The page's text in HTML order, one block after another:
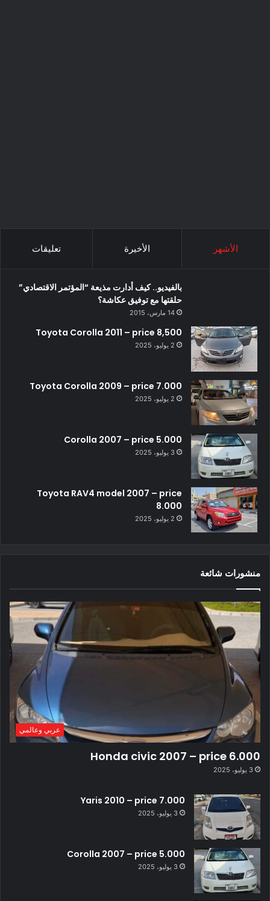
الأشهر الأخيرة تعليقات
بالفيديو.. كيف أدارت مذيعة “المؤتمر الاقتصادي”
حلقتها مع توفيق عكاشة؟
14 مارس، 2015
Toyota Corolla 2011 – price 8,500
2 يوليو، 2025
Toyota Corolla 2009 – price 7.000
2 يوليو، 2025
Corolla 2007 – price 5.000
3 يوليو، 2025
Toyota RAV4 model 2007 – price
8.000
2 يوليو، 2025
منشورات شائعة
عربي وعالمي
Honda civic 2007 – price 6.000
3 يوليو، 2025
Yaris 2010 – price 7.000
3 يوليو، 2025
Corolla 2007 – price 5.000
3 يوليو، 2025